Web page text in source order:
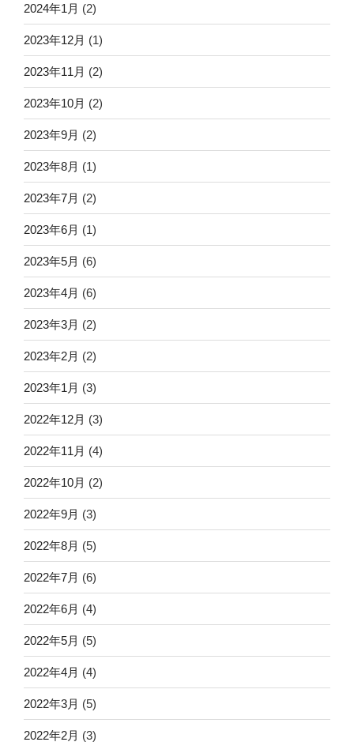
2024年1月 (2)
2023年12月 (1)
2023年11月 (2)
2023年10月 (2)
2023年9月 (2)
2023年8月 (1)
2023年7月 (2)
2023年6月 (1)
2023年5月 (6)
2023年4月 (6)
2023年3月 (2)
2023年2月 (2)
2023年1月 (3)
2022年12月 (3)
2022年11月 (4)
2022年10月 (2)
2022年9月 (3)
2022年8月 (5)
2022年7月 (6)
2022年6月 (4)
2022年5月 (5)
2022年4月 (4)
2022年3月 (5)
2022年2月 (3)